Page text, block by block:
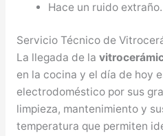
Hace un ruido extraño.
Servicio Técnico de
La llegada de la
en la cocina y el día de hoy
electrodoméstico por sus
limpieza, mantenimiento y
temperatura que permiten